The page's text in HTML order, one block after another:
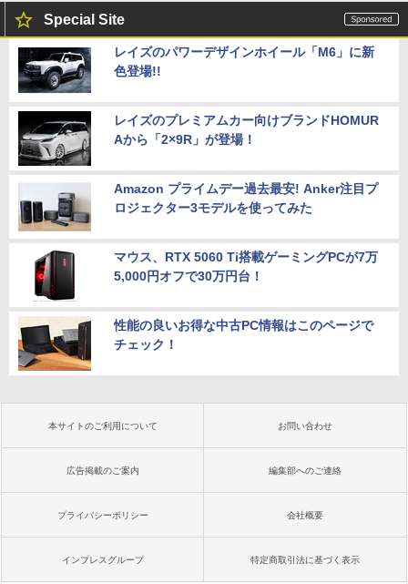
Special Site
レイズのパワーデザインホイール「M6」に新
色登場!!
レイズのプレミアムカー向けブランドHOMUR
Aから「2×9R」が登場！
Amazon プライムデー過去最安! Anker注目プ
ロジェクター3モデルを使ってみた
マウス、RTX 5060 Ti搭載ゲーミングPCが7万
5,000円オフで30万円台！
性能の良いお得な中古PC情報はこのページで
チェック！
本サイトのご利用について お問い合わせ
広告掲載のご案内 編集部へのご連絡
プライバシーポリシー 会社概要
インプレスグループ 特定商取引法に基づく表示